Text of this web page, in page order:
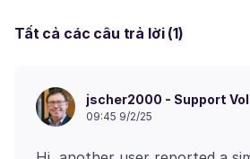
Tất cả các câu trả lời (1)
jscher2000 - Support
09:45 9/2/25